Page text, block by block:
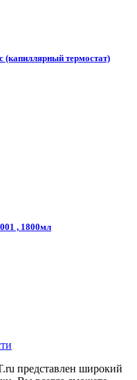
термостат)
, 1800мл
представлен широкий